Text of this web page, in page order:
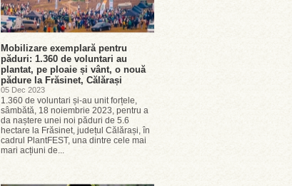
Mobilizare exemplară pentru
păduri: 1.360 de voluntari au
plantat, pe ploaie și vânt, o nouă
pădure la Frăsinet, Călărași
05 Dec 2023
1.360 de voluntari și-au unit forțele,
sâmbătă, 18 noiembrie 2023, pentru a
da naștere unei noi păduri de 5.6
hectare la Frăsinet, județul Călărași, în
cadrul PlantFEST, una dintre cele mai
mari acțiuni de...